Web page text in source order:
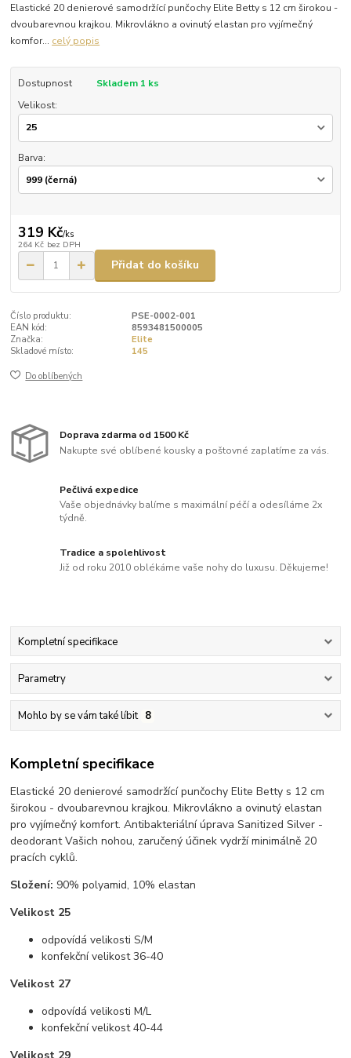
Elastické 20 denierové samodržící punčochy Elite Betty s 12 cm širokou -
dvoubarevnou krajkou. Mikrovlákno a ovinutý elastan pro vyjímečný
komfor... celý popis
Dostupnost
Skladem 1 ks
Velikost:
Barva:
319 Kč/ks
264 Kč bez DPH
Přidat do košíku
Číslo produktu:
PSE-0002-001
EAN kód:
8593481500005
Značka:
Elite
Skladové místo:
145
Do oblíbených
Doprava zdarma od 1500 Kč
Nakupte své oblíbené kousky a poštovné zaplatíme za vás.
Pečlivá expedice
Vaše objednávky balíme s maximální péčí a odesíláme 2x
týdně.
Tradice a spolehlivost
Již od roku 2010 oblékáme vaše nohy do luxusu. Děkujeme!
Kompletní specifikace
Parametry
Mohlo by se vám také líbit 8
Kompletní specifikace
Elastické 20 denierové samodržící punčochy Elite Betty s 12 cm
širokou - dvoubarevnou krajkou. Mikrovlákno a ovinutý elastan
pro vyjímečný komfort. Antibakteriální úprava Sanitized Silver -
deodorant Vašich nohou, zaručený účinek vydrží minimálně 20
pracích cyklů.
Složení: 90% polyamid, 10% elastan
Velikost 25
odpovídá velikosti S/M
konfekční velikost 36-40
Velikost 27
odpovídá velikosti M/L
konfekční velikost 40-44
Velikost 29